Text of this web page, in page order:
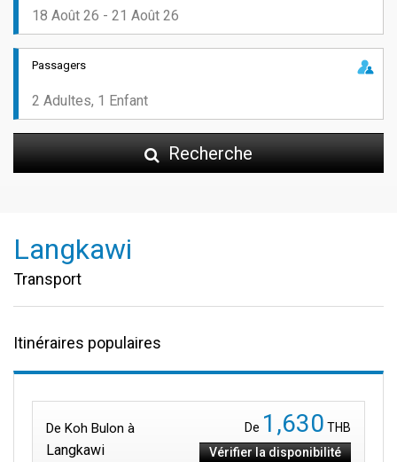
Passagers
Recherche
Langkawi
Transport
Itinéraires populaires
De Koh Bulon à
Langkawi
De 1,630 THB
Vérifier la disponibilité